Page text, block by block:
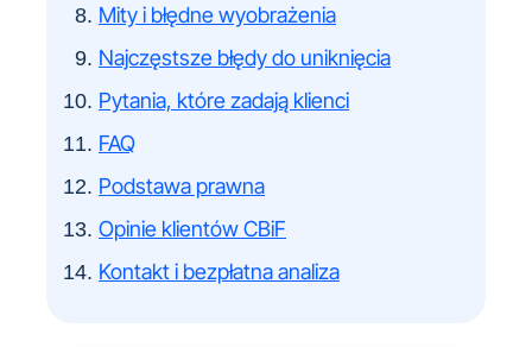
Mity i błędne wyobrażenia
Najczęstsze błędy do uniknięcia
Pytania, które zadają klienci
FAQ
Podstawa prawna
Opinie klientów CBiF
Kontakt i bezpłatna analiza